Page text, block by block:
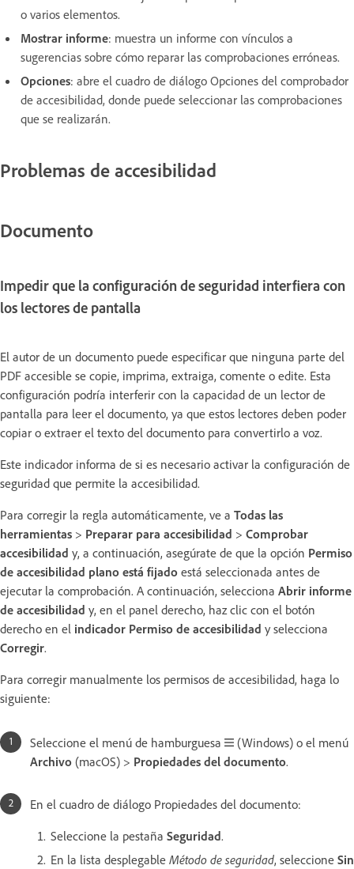
o varios elementos.
Mostrar informe: muestra un informe con vínculos a
sugerencias sobre cómo reparar las comprobaciones erróneas.
Opciones: abre el cuadro de diálogo Opciones del comprobador
de accesibilidad, donde puede seleccionar las comprobaciones
que se realizarán.
Problemas de accesibilidad
Documento
Impedir que la configuración de seguridad interfiera con
los lectores de pantalla
El autor de un documento puede especificar que ninguna parte del
PDF accesible se copie, imprima, extraiga, comente o edite. Esta
configuración podría interferir con la capacidad de un lector de
pantalla para leer el documento, ya que estos lectores deben poder
copiar o extraer el texto del documento para convertirlo a voz.
Este indicador informa de si es necesario activar la configuración de
seguridad que permite la accesibilidad.
Para corregir la regla automáticamente, ve a Todas las
herramientas > Preparar para accesibilidad > Comprobar
accesibilidad y, a continuación, asegúrate de que la opción Permiso
de accesibilidad plano está fijado está seleccionada antes de
ejecutar la comprobación. A continuación, selecciona Abrir informe
de accesibilidad y, en el panel derecho, haz clic con el botón
derecho en el indicador Permiso de accesibilidad y selecciona
Corregir.
Para corregir manualmente los permisos de accesibilidad, haga lo
siguiente:
Seleccione el menú de hamburguesa
(Windows) o el menú
Archivo (macOS) > Propiedades del documento.
En el cuadro de diálogo Propiedades del documento:
Seleccione la pestaña Seguridad.
En la lista desplegable Método de seguridad, seleccione Sin